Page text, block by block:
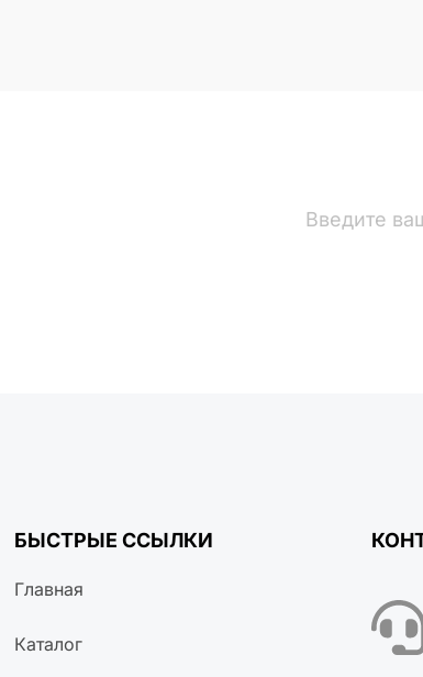
БЫСТРЫЕ ССЫЛКИ
Главная
Каталог